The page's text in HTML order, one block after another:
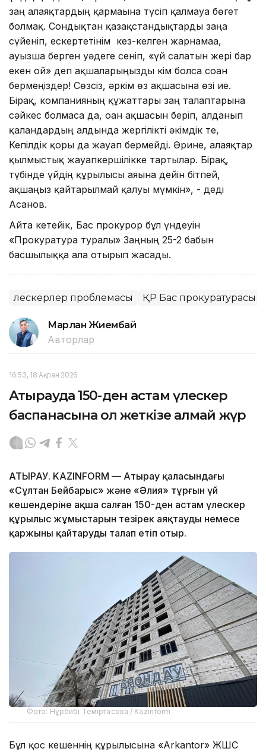
заң алаяқтардың қармағына түсіп қалмауға бөгет
болмақ. Сондықтан қазақстандықтарды заңға
сүйеніп, ескертетінім кез-келген жарнамаға,
ауызша берген уәдеге сеніп, «үй салатын жері бар
екен ғой» деп ақшаларыңызды кім болса соған
бермеңіздер! Сөзсіз, әркім өз ақшасына өзі ие.
Бірақ, компанияның құжаттары заң талаптарына
сәйкес болмаса да, оған ақшасын беріп, алданып
қалғандардың алдында жергілікті әкімдік те,
Кепілдік қоры да жауап бермейді. Әрине, алаяқтар
қылмыстық жауапкершілікке тартылар. Бірақ,
түбінде үйдің құрылысы аяғына дейін бітпей,
ақшаңыз қайтарылмай қалуы мүмкін», - деді
Асанов.
Айта кетейік, Бас прокурор бұл үндеуін
«Прокуратура туралы» Заңның 25-2 бабын
басшылыққа ала отырып жасады.
Үлескерлер проблемасы ҚР Бас прокуратурасы
Марлан Жиембай
Авторлар
16:53, 18 Ақпан 2026
Атырауда 150-ден астам үлескер
баспанасына қол жеткізе алмай жүр
АТЫРАУ. KAZINFORM — Атырау қаласындағы
«Сұлтан Бейбарыс» және «Әлия» тұрғын үй
кешендеріне ақша салған 150-ден астам үлескер
құрылыс жұмыстарын тезірек аяқтауды немесе
қаржыны қайтаруды талап етіп отыр.
Фото: Нұрбибі Теміртасова / Kazinform
Бұл қос кешеннің құрылысына «Arkantor» ЖШС